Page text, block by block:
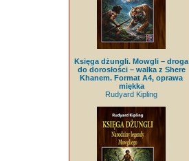
Księga dżungli. Mowgli – droga
do dorosłości – walka z Shere
Khanem. Format A4, oprawa
miękka
Rudyard Kipling